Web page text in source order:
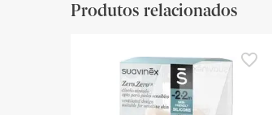
De momento, não dispomos de
sobre segurança, não hesites
Produtos relacionados